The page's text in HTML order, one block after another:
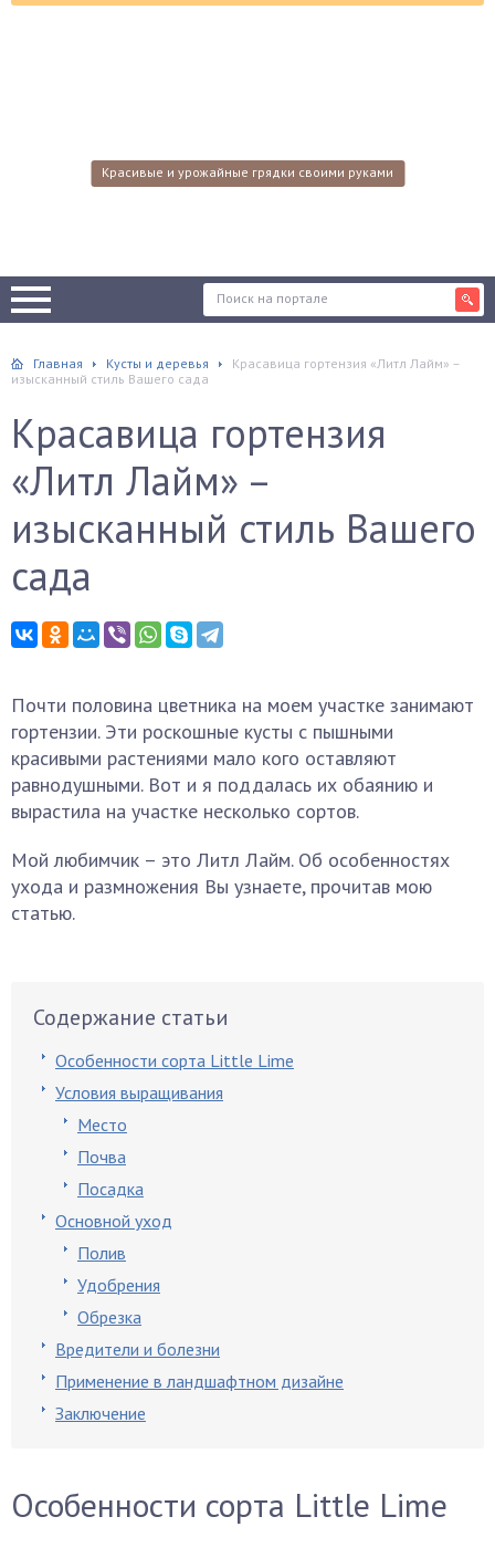
Красивые и урожайные грядки своими руками
Главная Кусты и деревья
Красавица гортензия «Литл Лайм» –
изысканный стиль Вашего сада
Красавица гортензия
«Литл Лайм» –
изысканный стиль Вашего
сада
Почти половина цветника на моем участке занимают
гортензии. Эти роскошные кусты с пышными
красивыми растениями мало кого оставляют
равнодушными. Вот и я поддалась их обаянию и
вырастила на участке несколько сортов.
Мой любимчик – это Литл Лайм. Об особенностях
ухода и размножения Вы узнаете, прочитав мою
статью.
Содержание статьи
Особенности сорта Little Lime
Условия выращивания
Место
Почва
Посадка
Основной уход
Полив
Удобрения
Обрезка
Вредители и болезни
Применение в ландшафтном дизайне
Заключение
Особенности сорта Little Lime